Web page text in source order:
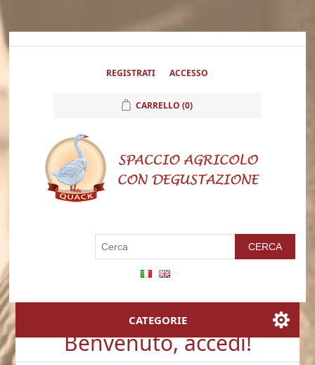
REGISTRATI ACCESSO
CARRELLO (0)
CATEGORIE
Benvenuto, accedi!